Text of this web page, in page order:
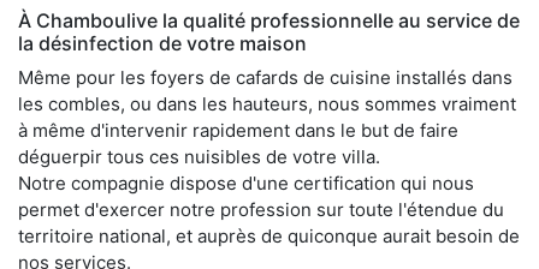
À Chamboulive la qualité professionnelle au service de
la désinfection de votre maison
Même pour les foyers de cafards de cuisine installés dans
les combles, ou dans les hauteurs, nous sommes vraiment
à même d'intervenir rapidement dans le but de faire
déguerpir tous ces nuisibles de votre villa.
Notre compagnie dispose d'une certification qui nous
permet d'exercer notre profession sur toute l'étendue du
territoire national, et auprès de quiconque aurait besoin de
nos services.